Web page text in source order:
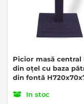
Picior masă central
din oțel cu baza
din fontă
In stoc